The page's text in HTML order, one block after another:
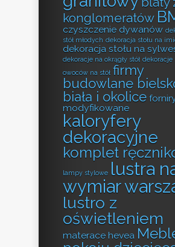
konglomeratów
czyszczenie dywanów
stół młodych dekoracja stołu na
dekoracja stołu na
dekoracje na okrągły stół dekoracje
owoców na stół firmy
budowlane
biała i okolice
modyfikowane
kaloryfery
dekoracyjne
komplet
lampy stylowe lustra
wymiar
lustro z
oświetleniem
materace hevea